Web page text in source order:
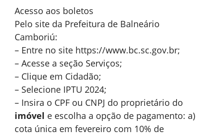
Acesso aos boletos
Pelo site da Prefeitura de Balneário
Camboriú:
– Entre no site https://www.bc.sc.gov.br;
– Acesse a seção Serviços;
– Clique em Cidadão;
– Selecione IPTU 2024;
– Insira o CPF ou CNPJ do proprietário do
imóvel e escolha a opção de pagamento: a)
cota única em fevereiro com 10% de